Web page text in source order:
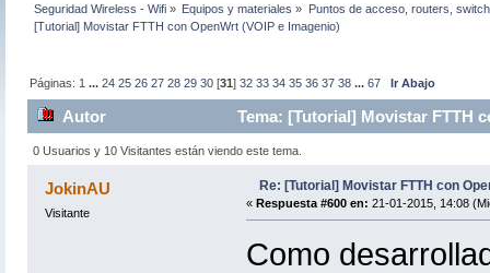
Seguridad Wireless - Wifi » Equipos y materiales » Puntos de acceso, routers,
[Tutorial] Movistar FTTH con OpenWrt (VOIP e Imagenio)
Páginas: 1 ...24 25 26 27 28 29 30 [31]32 33 34 35 36 37 38 ...67 Ir Abajo
Autor Tema: [Tutorial] Movistar FTTH
0 Usuarios y 10 Visitantes están viendo este tema.
JokinAU
Visitante
Re: [Tutorial] Movistar FTTH con
« Respuesta #600 en: 21-01-2015, 14:08
Como